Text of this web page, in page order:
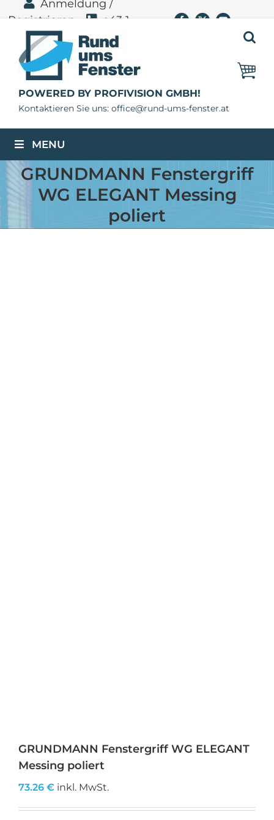
Inhalt
springen
Anmeldung /
Registrieren
+43 1
400 11 06
Facebook
X YouTube
POWERED BY PROFIVISION GMBH!
Kontaktieren Sie uns: office@rund-ums-fenster.at
MENU
GRUNDMANN Fenstergriff
WG ELEGANT Messing
poliert
GRUNDMANN Fenstergriff WG ELEGANT
Messing poliert
73.26 € inkl. MwSt.